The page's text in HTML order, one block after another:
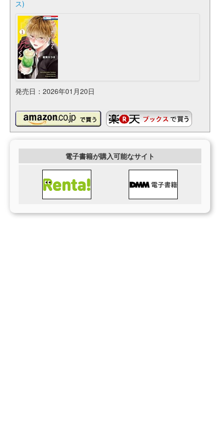
ス)
発売日：2026年01月20日
電子書籍が購入可能なサイト